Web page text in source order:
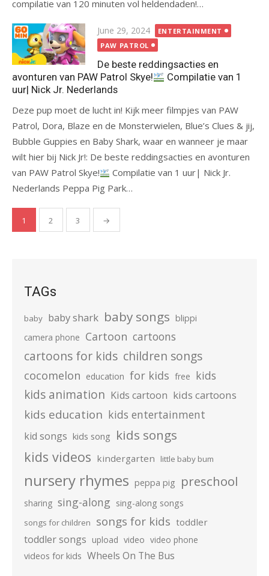
compilatie van 120 minuten vol heldendaden!…
Posted
on
June 29, 2024
ENTERTAINMENT
PAW PATROL
De beste reddingsacties en
avonturen van PAW Patrol Skye!
Compilatie van 1
uur| Nick Jr. Nederlands
Deze pup moet de lucht in! Kijk meer filmpjes van PAW
Patrol, Dora, Blaze en de Monsterwielen, Blue’s Clues & jij,
Bubble Guppies en Baby Shark, waar en wanneer je maar
wilt hier bij Nick Jr!: De beste reddingsacties en avonturen
van PAW Patrol Skye!
Compilatie van 1 uur| Nick Jr.
Nederlands Peppa Pig Park…
Posts
pagination
1 2 3 →
TAGs
baby baby shark baby songs blippi
camera phone Cartoon cartoons
cartoons for kids children songs
cocomelon education for kids free kids
kids animation Kids cartoon kids cartoons
kids education kids entertainment
kid songs kids song kids songs
kids videos kindergarten little baby bum
nursery rhymes peppa pig preschool
sharing sing-along sing-along songs
songs for children songs for kids toddler
toddler songs upload video video phone
videos for kids Wheels On The Bus